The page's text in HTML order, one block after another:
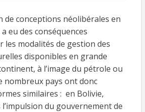
de conceptions néolibérales en
eu des conséquences
les modalités de gestion des
disponibles en grande
à l’image du pétrole ou
nombreux pays ont donc
similaires : en Bolivie,
l’impulsion du gouvernement de